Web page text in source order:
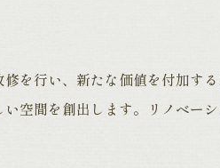
を行い、新たな価値を付加す
空間を創出します。リノベー